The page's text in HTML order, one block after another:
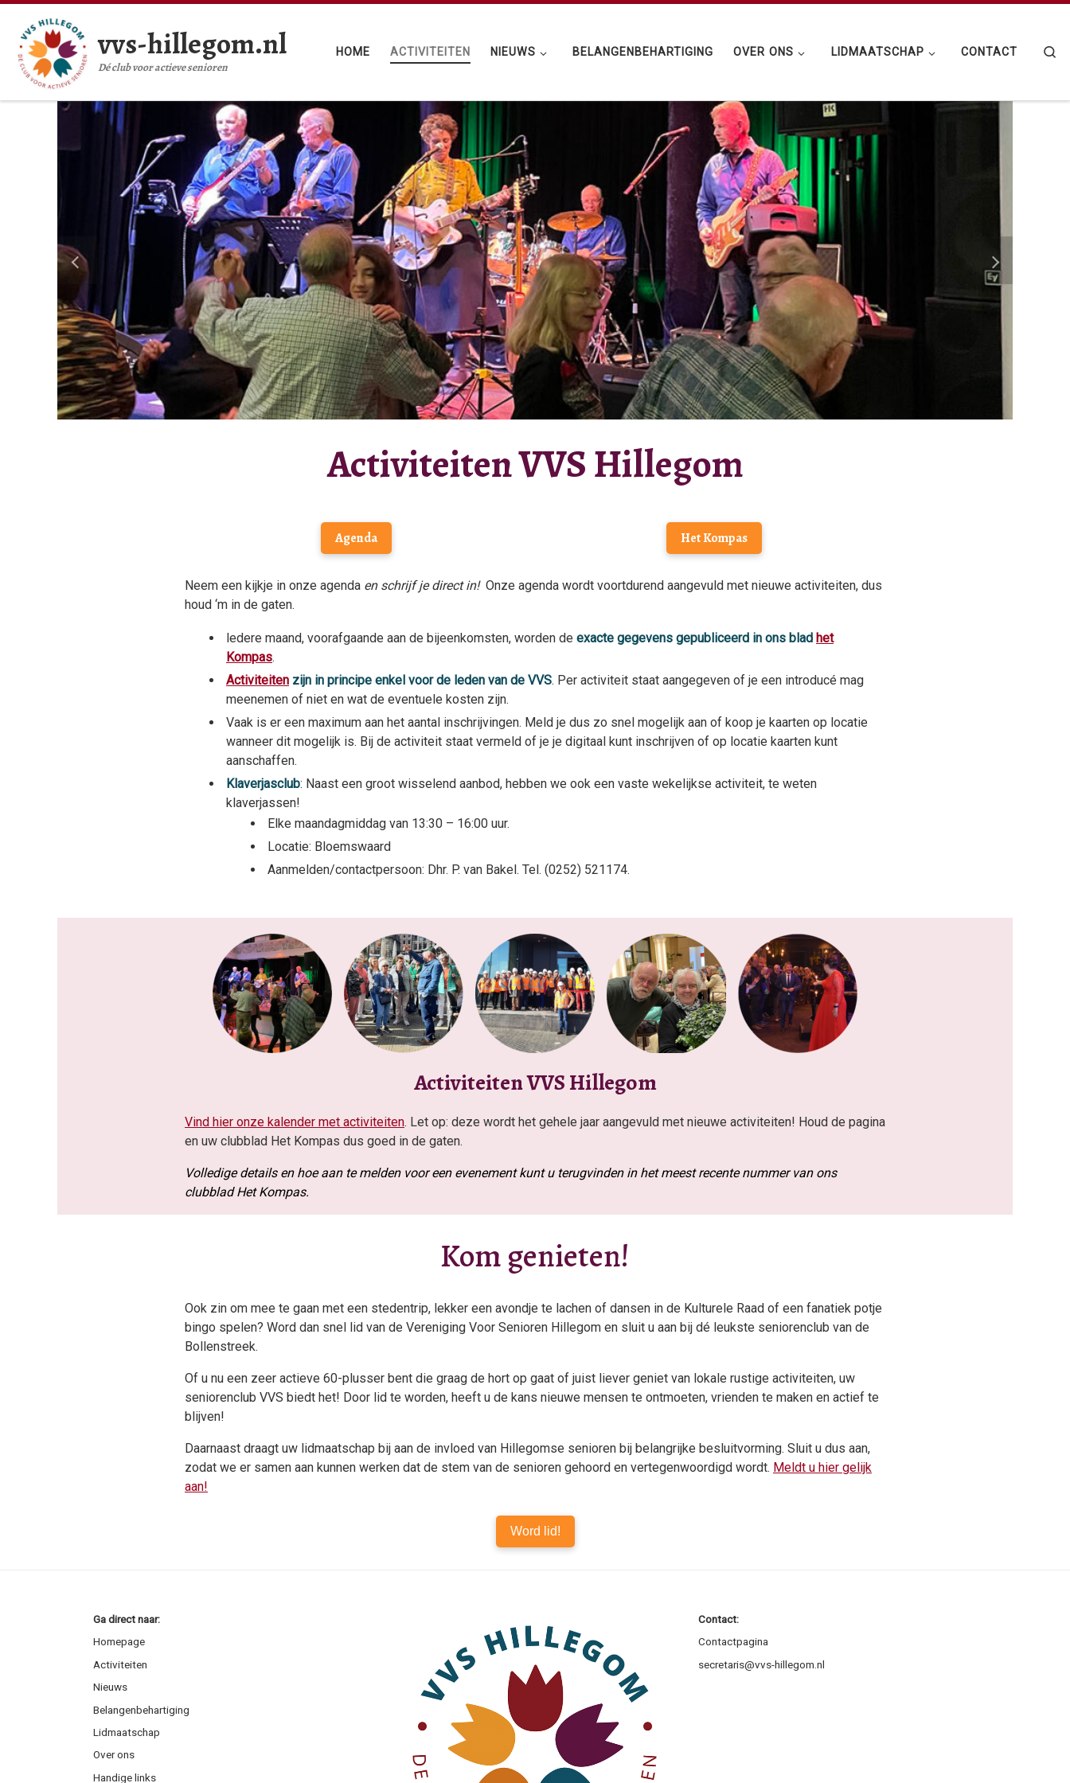
Ga naar inhoud
vvs-hillegom.nl
Dé club voor actieve senioren
HOME ACTIVITEITEN NIEUWS BELANGENBEHARTIGING OVER ONS LIDMAATSCHAP CONTACT
Activiteiten VVS Hillegom
Agenda Het Kompas
Neem een kijkje in onze agenda en schrijf je direct in! Onze agenda wordt voortdurend aangevuld met nieuwe activiteiten, dus
houd ‘m in de gaten.
ledere maand, voorafgaande aan de bijeenkomsten, worden de exacte gegevens gepubliceerd in ons blad het
Kompas.
Activiteiten zijn in principe enkel voor de leden van de VVS. Per activiteit staat aangegeven of je een introducé mag
meenemen of niet en wat de eventuele kosten zijn.
Vaak is er een maximum aan het aantal inschrijvingen. Meld je dus zo snel mogelijk aan of koop je kaarten op locatie
wanneer dit mogelijk is. Bij de activiteit staat vermeld of je je digitaal kunt inschrijven of op locatie kaarten kunt
aanschaffen.
Klaverjasclub: Naast een groot wisselend aanbod, hebben we ook een vaste wekelijkse activiteit, te weten
klaverjassen!
Elke maandagmiddag van 13:30 – 16:00 uur.
Locatie: Bloemswaard
Aanmelden/contactpersoon: Dhr. P. van Bakel. Tel. (0252) 521174.
Activiteiten VVS Hillegom
Vind hier onze kalender met activiteiten. Let op: deze wordt het gehele jaar aangevuld met nieuwe activiteiten! Houd de pagina
en uw clubblad Het Kompas dus goed in de gaten.
Volledige details en hoe aan te melden voor een evenement kunt u terugvinden in het meest recente nummer van ons
clubblad Het Kompas.
Kom genieten!
Ook zin om mee te gaan met een stedentrip, lekker een avondje te lachen of dansen in de Kulturele Raad of een fanatiek potje
bingo spelen? Word dan snel lid van de Vereniging Voor Senioren Hillegom en sluit u aan bij dé leukste seniorenclub van de
Bollenstreek.
Of u nu een zeer actieve 60-plusser bent die graag de hort op gaat of juist liever geniet van lokale rustige activiteiten, uw
seniorenclub VVS biedt het! Door lid te worden, heeft u de kans nieuwe mensen te ontmoeten, vrienden te maken en actief te
blijven!
Daarnaast draagt uw lidmaatschap bij aan de invloed van Hillegomse senioren bij belangrijke besluitvorming. Sluit u dus aan,
zodat we er samen aan kunnen werken dat de stem van de senioren gehoord en vertegenwoordigd wordt. Meldt u hier gelijk
aan!
Word lid!
Ga direct naar:
Homepage
Activiteiten
Nieuws
Belangenbehartiging
Lidmaatschap
Over ons
Handige links
Contact:
Contactpagina
secretaris@vvs-hillegom.nl